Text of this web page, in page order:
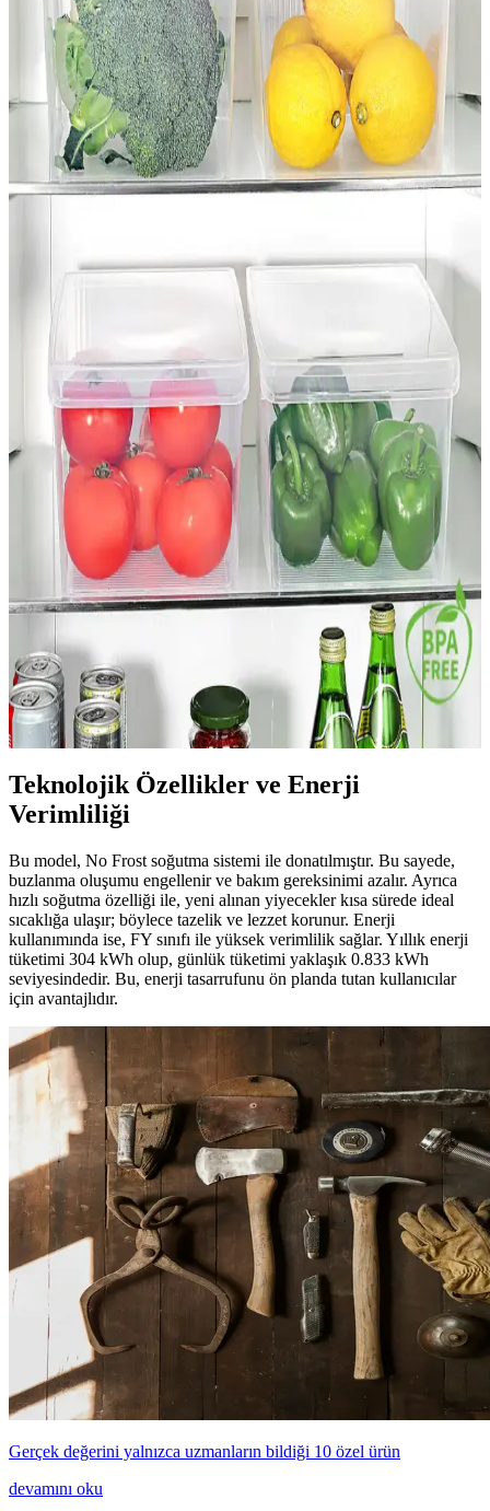
Masa Altına Sığan Kompresörlü Mini Buzdolabı
Seçimi ve Performans Analizi
Masa altına sığan mini buzdolabı seçiminde kompresörlü modeller,
Peltier teknolojisine göre daha iyi soğutma, düşük enerji tüketimi ve
sessiz çalışma sunar. Boyut ve yerleşim önemli kriterlerdir.
Kitchen Beauty 6'lı Buzdolabı Kapak İçi Düzenleyici
Organizer Seti Pratik ve Çok Amaçlı Kullanım
mutfak ve diğer alanlarda düzen sağlar, hijyen ve kullanım kolaylığı
Madame Coco ve Serstil Hurç Karşılaştırması:
Hangi Model Sizin İçin Uygun
İki popüler hurç modeli olan Madame Coco ve Serstil'in özellikleri,
kullanım alanları ve kullanıcı yorumlarıyla detaylı karşılaştırması.
Demmon Araç Buzdolabı 50 Litre Kompresörlü
Gazlı: Özellikler, Tasarım ve Kullanım Analizi
Demmon araç buzdolabı, 50 L kapasite, -20°C hedefi ve 12V-24V
uyumluluğu ile hareket halinde güvenli soğutma sağlar. Dijital ekran
ve kablosuz bağlantı ile uygulama entegrasyonu konfor sunar; bazı
kullanıcılar hız ve iç bölme tasarımını eleştirir.
Meleni Home 4'lü Kapaklı Buzdolabı Düzenleyici
Seti Gıda Saklama ve Mutfak Organizasyonu
Dört adet 8 litrelik kapaklı saklama kutusu, mutfak ve buzdolabı
düzenini kolaylaştırır, içerik görünürlüğü ve hijyen sağlar, çok yönlü
kullanım imkanı sunar.
Teknolojik Özellikler ve Enerji
Verimliliği
Bu model, No Frost soğutma sistemi ile donatılmıştır. Bu sayede,
buzlanma oluşumu engellenir ve bakım gereksinimi azalır. Ayrıca
hızlı soğutma özelliği ile, yeni alınan yiyecekler kısa sürede ideal
sıcaklığa ulaşır; böylece tazelik ve lezzet korunur. Enerji
kullanımında ise, FY sınıfı ile yüksek verimlilik sağlar. Yıllık enerji
tüketimi 304 kWh olup, günlük tüketimi yaklaşık 0.833 kWh
seviyesindedir. Bu, enerji tasarrufunu ön planda tutan kullanıcılar
için avantajlıdır.
Gerçek değerini yalnızca uzmanların bildiği 10 özel ürün
devamını oku